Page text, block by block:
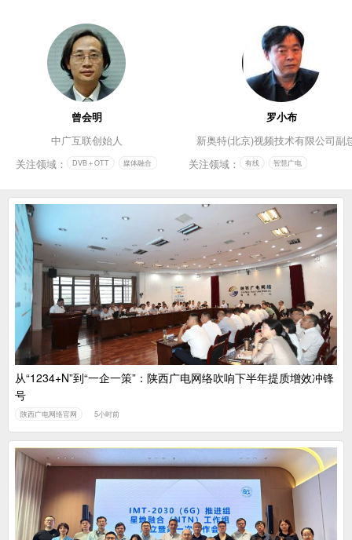
曾会明
中广互联创始人
关注领域：
DVB＋OTT 媒体融合
罗小布
新奥特(北京)视频技术有限公司副
关注领域：
有线 智慧广电
从“1234+N”到“一企一策”：陕西广电网络吹响下半年提质增效冲锋
号
陕西广电网络官网 5小时前